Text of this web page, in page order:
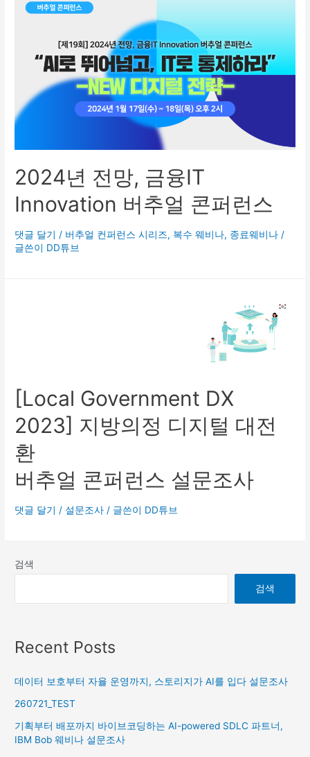
2024년 전망, 금융IT
Innovation 버추얼 콘퍼런스
댓글 달기 / 버추얼 컨퍼런스 시리즈, 복수 웨비나, 종료웨비나 /
글쓴이 DD튜브
[Local Government DX
2023] 지방의정 디지털 대전
환
버추얼 콘퍼런스 설문조사
댓글 달기 /설문조사 / 글쓴이 DD튜브
검색
검색
Recent Posts
데이터 보호부터 자율 운영까지, 스토리지가 AI를 입다 설문조사
260721_TEST
기획부터 배포까지 바이브코딩하는 AI-powered SDLC 파트너,
IBM Bob 웨비나 설문조사